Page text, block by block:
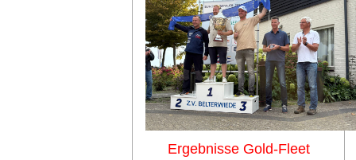
Ergebnisse Gold-Fleet